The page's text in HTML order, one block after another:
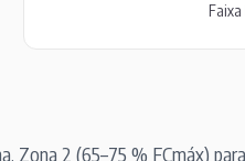
Faixa
Zona 2 (65–75 % FCmáx)